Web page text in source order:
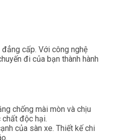
cấp. Với công nghệ
đi của bạn thành hành
chống mài mòn và chịu
chất độc hại.
của sàn xe. Thiết kế chi